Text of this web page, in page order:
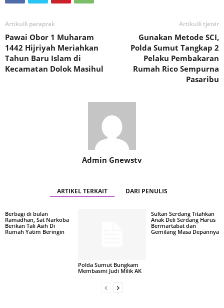
Artikulli paraprak
Pawai Obor 1 Muharam
1442 Hijriyah Meriahkan
Tahun Baru Islam di
Kecamatan Dolok Masihul
Artikulli tjetër
Gunakan Metode SCI,
Polda Sumut Tangkap 2
Pelaku Pembakaran
Rumah Rico Sempurna
Pasaribu
Admin Gnewstv
ARTIKEL TERKAIT DARI PENULIS
Berbagi di bulan
Ramadhan, Sat Narkoba
Berikan Tali Asih Di
Rumah Yatim Beringin
Polda Sumut Bungkam
Membasmi Judi Milik AK
Sultan Serdang Titahkan
Anak Deli Serdang Harus
Bermartabat dan
Gemilang Masa Depannya